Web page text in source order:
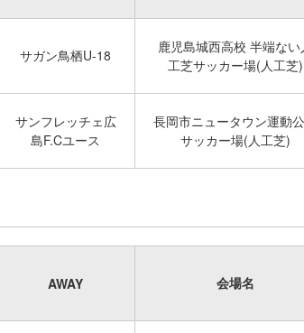
サガン鳥栖U-18
鹿児島城西高校 半端ない
工芝サッカー場(人工芝)
サンフレッチェ広
島F.Cユース
長岡市ニュータウン運動
サッカー場(人工芝)
AWAY 会場名